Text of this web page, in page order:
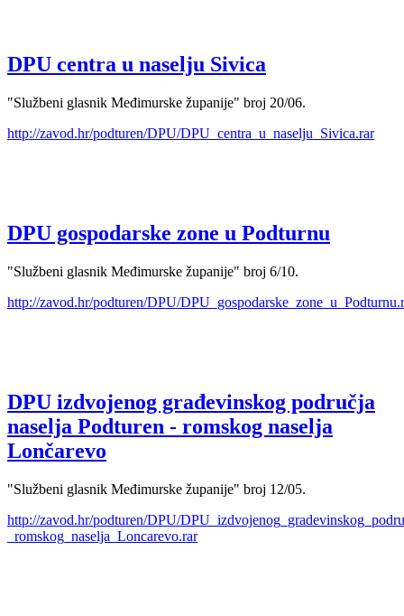
DPU centra u naselju Sivica
"Službeni glasnik Međimurske županije" broj 20/06.
http://zavod.hr/podturen/DPU/DPU_centra_u_naselju_Sivica.rar
DPU gospodarske zone u Podturnu
"Službeni glasnik Međimurske županije" broj 6/10.
http://zavod.hr/podturen/DPU/
DPU izdvojenog građevinskog područja
naselja Podturen - romskog naselja
Lončarevo
"Službeni glasnik Međimurske županije" broj 12/05.
http://zavod.hr/podturen/DPU/
_romskog_naselja_Loncarevo.rar